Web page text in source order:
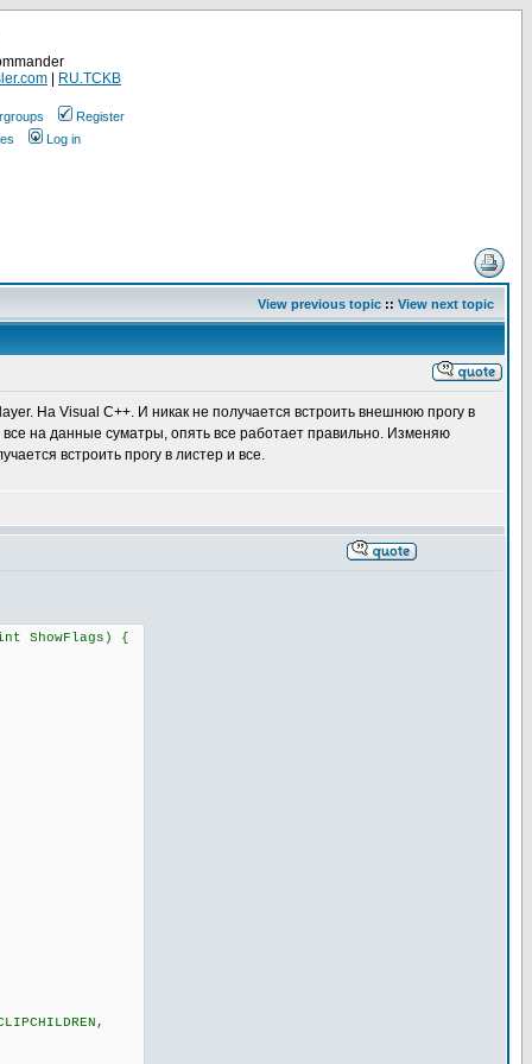
RU.TCKB
Register
Log in
View previous topic :: View next topic
На Visual C++. И никак не получается встроить внешнюю прогу в
на данные суматры, опять все работает правильно. Изменяю
встроить прогу в листер и все.
ShowFlags) {